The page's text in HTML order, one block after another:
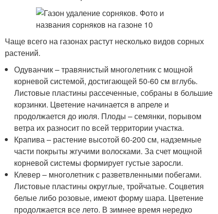
Чаще всего на газонах растут несколько видов сорных
растений.
Одуванчик – травянистый многолетник с мощной
корневой системой, достигающей 50-60 см вглубь.
Листовые пластины рассеченные, собраны в большие
корзинки. Цветение начинается в апреле и
продолжается до июля. Плоды – семянки, порывом
ветра их разносит по всей территории участка.
Крапива – растение высотой 60-200 см, надземные
части покрыты жгучими волосками. За счет мощной
корневой системы формирует густые заросли.
Клевер – многолетник с разветвленными побегами.
Листовые пластины округлые, тройчатые. Соцветия
белые либо розовые, имеют форму шара. Цветение
продолжается все лето. В зимнее время нередко